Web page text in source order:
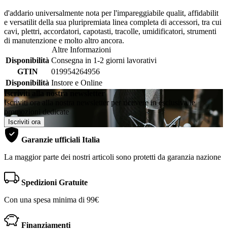
d'addario universalmente nota per l'impareggiabile qualit, affidabilit
e versatilit della sua pluripremiata linea completa di accessori, tra cui
cavi, plettri, accordatori, capotasti, tracolle, umidificatori, strumenti
di manutenzione e molto altro ancora.
Altre Informazioni
Disponibilità Consegna in 1-2 giorni lavorativi
GTIN
019954264956
Disponibilità Instore e Online
Iscriviti alla nostra newsletter
Iscriviti ora alla nostra newsletter per ricevere in esclusiva le
promozioni dedicate
Iscriviti ora
Garanzie ufficiali Italia
La maggior parte dei nostri articoli sono protetti da garanzia nazione
Spedizioni Gratuite
Con una spesa minima di 99€
Finanziamenti